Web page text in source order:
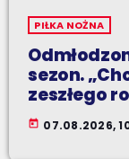
PIŁKA NOŻNA
sezon.
zeszłego
today 07.08.2026,